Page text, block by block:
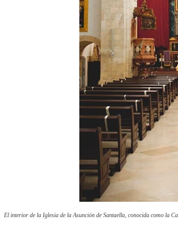
El interior de la Iglesia de la Asunción de Santaella, conocida como la